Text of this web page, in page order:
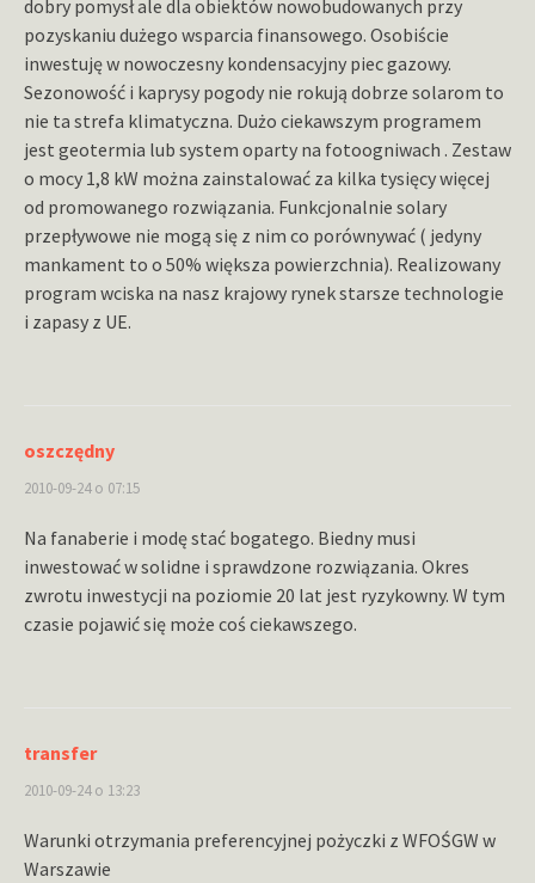
dobry pomysł ale dla obiektów nowobudowanych przy
pozyskaniu dużego wsparcia finansowego. Osobiście
inwestuję w nowoczesny kondensacyjny piec gazowy.
Sezonowość i kaprysy pogody nie rokują dobrze solarom to
nie ta strefa klimatyczna. Dużo ciekawszym programem
jest geotermia lub system oparty na fotoogniwach . Zestaw
o mocy 1,8 kW można zainstalować za kilka tysięcy więcej
od promowanego rozwiązania. Funkcjonalnie solary
przepływowe nie mogą się z nim co porównywać ( jedyny
mankament to o 50% większa powierzchnia). Realizowany
program wciska na nasz krajowy rynek starsze technologie
i zapasy z UE.
oszczędny
2010-09-24 o 07:15
Na fanaberie i modę stać bogatego. Biedny musi
inwestować w solidne i sprawdzone rozwiązania. Okres
zwrotu inwestycji na poziomie 20 lat jest ryzykowny. W tym
czasie pojawić się może coś ciekawszego.
transfer
2010-09-24 o 13:23
Warunki otrzymania preferencyjnej pożyczki z WFOŚGW w
Warszawie